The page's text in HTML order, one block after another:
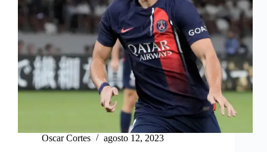
Oscar Cortes agosto 12, 2023